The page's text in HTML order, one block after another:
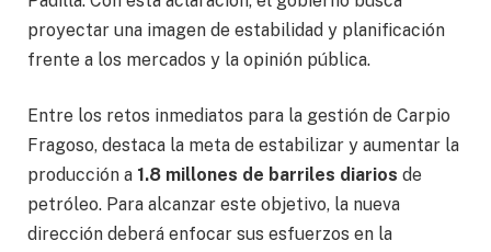
proyectar una imagen de estabilidad y planificación
frente a los mercados y la opinión pública.
Entre los retos inmediatos para la gestión de Carpio
Fragoso, destaca la meta de estabilizar y aumentar la
producción a 1.8 millones de barriles diarios de
petróleo. Para alcanzar este objetivo, la nueva
dirección deberá enfocar sus esfuerzos en la